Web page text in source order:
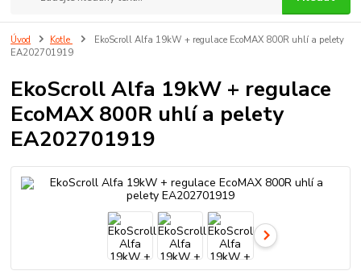
Úvod Kotle
EkoScroll Alfa 19kW + regulace EcoMAX 800R uhlí a pelety
EA202701919
EkoScroll Alfa 19kW + regulace
EcoMAX 800R uhlí a pelety
EA202701919